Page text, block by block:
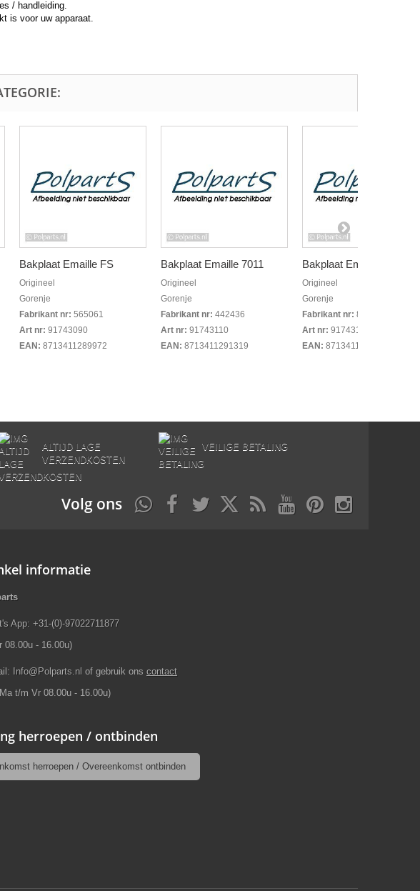
/ handleiding.
is voor uw apparaat.
Bakplaat Emaille FS
Origineel
Gorenje
Fabrikant nr: 565061
Art nr: 91743090
EAN: 8713411289972
Bakplaat Emaille 7011
Origineel
Gorenje
Fabrikant nr: 442436
Art nr: 91743110
EAN: 8713411291319
Bakplaat Emaille,...
Origineel
Gorenje
Fabrikant nr: 852601
Art nr: 91743120
EAN: 8713411296314
ALTIJD LAGE
VERZENDKOSTEN
VEILIGE BETALING
Volg ons
informatie
App: +31-(0)-97022711877
08.00u - 16.00u)
Info@ Polparts.nl of gebruik ons contact
t/m Vr 08.00u - 16.00u)
herroepen / ontbinden
herroepen / Overeenkomst ontbinden